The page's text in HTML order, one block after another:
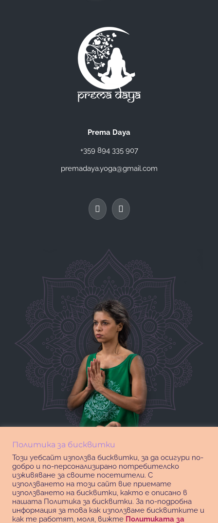
Prema Daya
+359 894 335 907
premadaya.yoga@gmail.com
Политика за бисквитки
Този уебсайт използва бисквитки, за да осигури по-
добро и по-персонализирано потребителско
изживяване за своите посетители. С
използването на този сайт вие приемате
използването на бисквитки, както е описано в
нашата Политика за бисквитки. За по-подробна
информация за това как използваме бисквитките и
как те работят, моля, вижте Политиката за